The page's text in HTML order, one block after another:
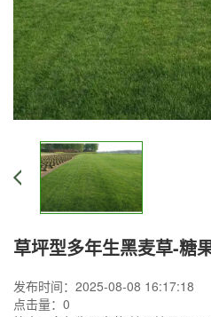
草坪型多年生黑麦草-糖
发布时间：2025-08-08 16:17:18
点击量： 0